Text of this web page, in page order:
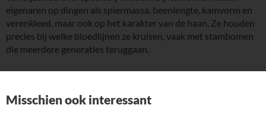
eigenaren op dingen als spiermassa, beenlengte, kamvorm en
verenkleed, maar ook op het karakter van de haan. Ze houden
precies bij welke bloedlijnen ze kruisen, vaak met stambomen
die meerdere generaties teruggaan.
Misschien ook interessant